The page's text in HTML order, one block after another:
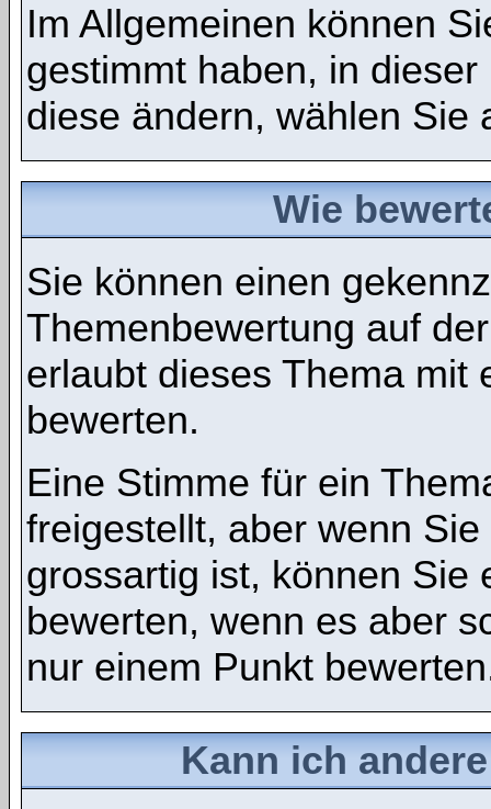
Im Allgemeinen können
gestimmt haben, in
diese ändern, wählen Sie
Wie
Sie können einen
Themenbewertung auf
erlaubt dieses Thema mit
bewerten.
Eine Stimme für ein
freigestellt, aber wenn
grossartig ist, können Sie
bewerten, wenn es aber
nur einem Punkt
Kann ich